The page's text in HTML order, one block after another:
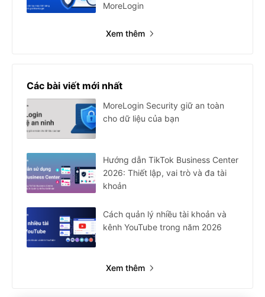
MoreLogin
Xem thêm
Các bài viết mới nhất
MoreLogin Security giữ an toàn
cho dữ liệu của bạn
Hướng dẫn TikTok Business Center
2026: Thiết lập, vai trò và đa tài
khoản
Cách quản lý nhiều tài khoản và
kênh YouTube trong năm 2026
Xem thêm